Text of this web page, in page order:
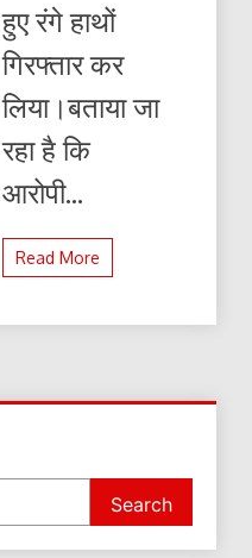
हुए रंगे हाथों
गिरफ्तार कर
लिया।बताया जा
रहा है कि
आरोपी...
Read More
Search